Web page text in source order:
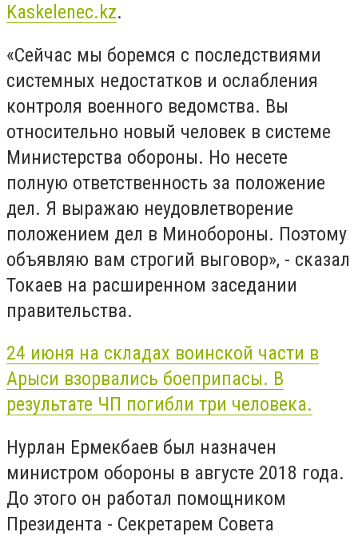
Kaskelenec.kz.
«Сейчас мы боремся с последствиями
системных недостатков и ослабления
контроля военного ведомства. Вы
относительно новый человек в системе
Министерства обороны. Но несете
полную ответственность за положение
дел. Я выражаю неудовлетворение
положением дел в Минобороны. Поэтому
объявляю вам строгий выговор», - сказал
Токаев на расширенном заседании
правительства.
24 июня на складах воинской части в
Арыси взорвались боеприпасы. В
результате ЧП погибли три человека.
Нурлан Ермекбаев был назначен
министром обороны в августе 2018 года.
До этого он работал помощником
Президента - Секретарем Совета